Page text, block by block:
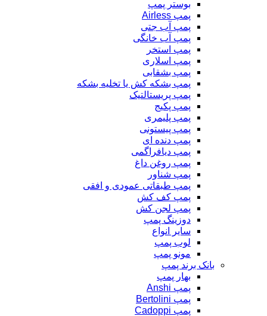
بوستر پمپ
پمپ Airless
پمپ آب جتی
پمپ آب خانگی
پمپ استخر
پمپ اسلاری
پمپ بشقابی
پمپ بشکه کش یا تخلیه بشکه
پمپ پریستالتیک
پمپ پکیج
پمپ پلیمری
پمپ پیستونی
پمپ دنده ای
پمپ دیافراگمی
پمپ روغن داغ
پمپ شناور
پمپ طبقاتی عمودی و افقی
پمپ کف کش
پمپ لجن کش
دوزینگ پمپ
سایر انواع
لوب پمپ
مونو پمپ
بانک برند پمپ
بهار پمپ
پمپ Anshi
پمپ Bertolini
پمپ Cadoppi